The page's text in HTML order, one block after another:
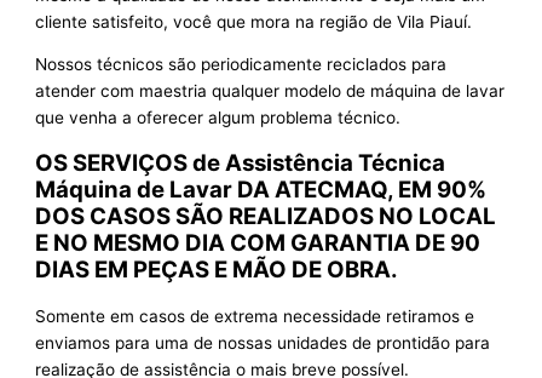
cliente satisfeito, você que mora na região de Vila Piauí.
Nossos técnicos são periodicamente reciclados para
atender com maestria qualquer modelo de máquina de lavar
que venha a oferecer algum problema técnico.
OS SERVIÇOS de Assistência Técnica
Máquina de Lavar DA ATECMAQ, EM 90%
DOS CASOS SÃO REALIZADOS NO LOCAL
E NO MESMO DIA COM GARANTIA DE 90
DIAS EM PEÇAS E MÃO DE OBRA.
Somente em casos de extrema necessidade retiramos e
enviamos para uma de nossas unidades de prontidão para
realização de assistência o mais breve possível.